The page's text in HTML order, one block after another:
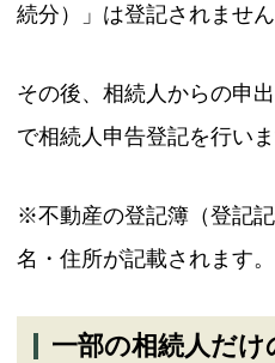
続分）」は登記されません
その後、相続人からの申
で相続人申告登記を行いま
※不動産の登記簿（登記
名・住所が記載されます。
一部の相続人だ